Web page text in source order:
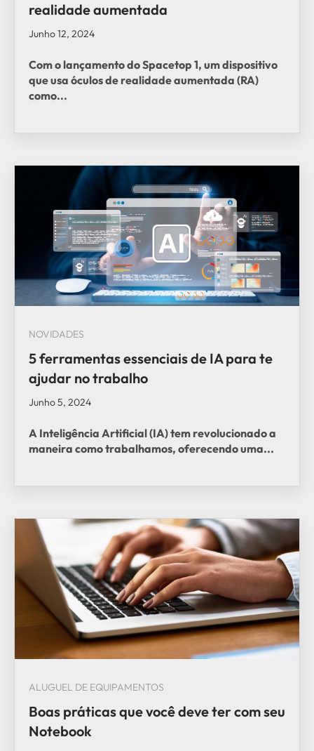
realidade aumentada
Junho 12, 2024
Com o lançamento doSpacetop 1, um dispositivo
que usa óculos de realidade aumentada (RA)
como...
NOVIDADES
5 ferramentas essenciais de IA para te
ajudar no trabalho
Junho 5, 2024
A Inteligência Artificial (IA) tem revolucionado a
maneira como trabalhamos, oferecendo uma...
ALUGUEL DE EQUIPAMENTOS
Boas práticas que você deve ter com seu
Notebook